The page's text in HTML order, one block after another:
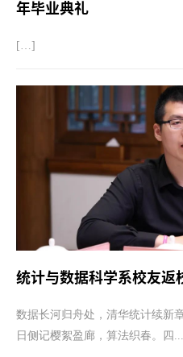
年毕业典礼
[…]
统计与数据科学系校友返
数据长河归舟处，清华统计续
日侧记樱絮盈廊，算法织春。四